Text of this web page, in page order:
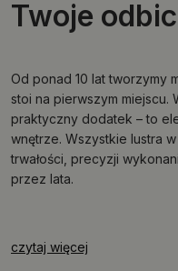
Twoje
Od ponad 10 lat tworzymy
stoi na pierwszym miejscu.
praktyczny dodatek – to
wnętrze. Wszystkie lustra
trwałości, precyzji
przez lata.
czytaj więcej